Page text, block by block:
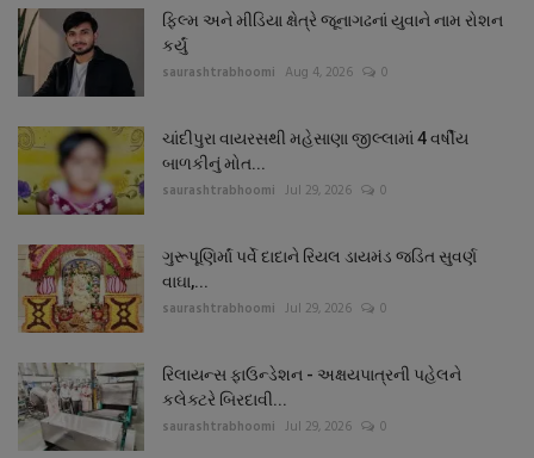
ફિલ્મ અને મીડિયા ક્ષેત્રે જૂનાગઢનાં યુવાને નામ રોશન
કર્યું
saurashtrabhoomi Aug 4, 2026 0
ચાંદીપુરા વાયરસથી મહેસાણા જીલ્લામાં 4 વર્ષીય
બાળકીનું મોત...
saurashtrabhoomi Jul 29, 2026 0
ગુરૂપૂણિર્માં પર્વે દાદાને રિયલ ડાયમંડ જડિત સુવર્ણ
વાઘા,...
saurashtrabhoomi Jul 29, 2026 0
રિલાયન્સ ફાઉન્ડેશન - અક્ષયપાત્રની પહેલને
કલેક્ટરે બિરદાવી...
saurashtrabhoomi Jul 29, 2026 0